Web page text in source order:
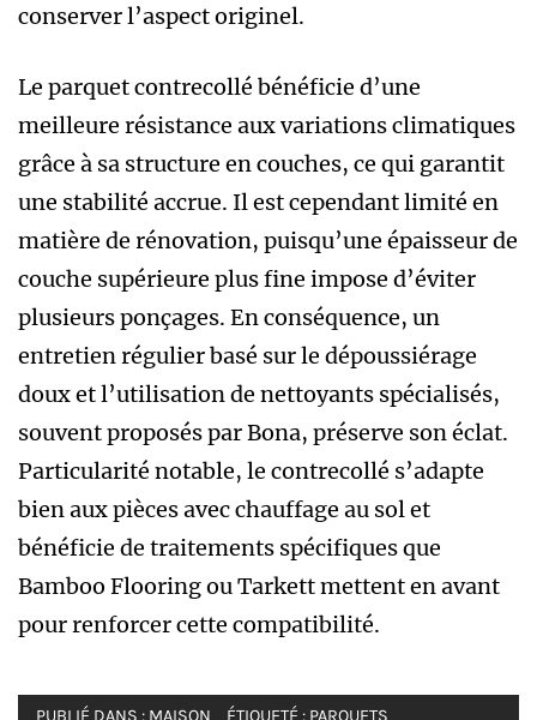
conserver l’aspect originel.
Le parquet contrecollé bénéficie d’une
meilleure résistance aux variations climatiques
grâce à sa structure en couches, ce qui garantit
une stabilité accrue. Il est cependant limité en
matière de rénovation, puisqu’une épaisseur de
couche supérieure plus fine impose d’éviter
plusieurs ponçages. En conséquence, un
entretien régulier basé sur le dépoussiérage
doux et l’utilisation de nettoyants spécialisés,
souvent proposés par Bona, préserve son éclat.
Particularité notable, le contrecollé s’adapte
bien aux pièces avec chauffage au sol et
bénéficie de traitements spécifiques que
Bamboo Flooring ou Tarkett mettent en avant
pour renforcer cette compatibilité.
PUBLIÉ DANS : MAISON ÉTIQUETÉ : PARQUETS